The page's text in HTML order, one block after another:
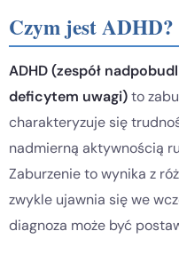
Czym jest ADHD?
ADHD (zespół
deficytem uwagi)to
charakteryzuje się
nadmierną aktywnością
Zaburzenie to wynika z
zwykle ujawnia się we
diagnoza może być